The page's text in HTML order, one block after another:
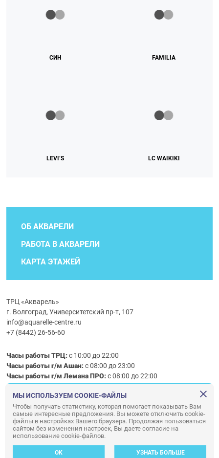
СИН FAMILIA
LEVI’S LC WAIKIKI
ОБ АКВАРЕЛИ
РАБОТА В АКВАРЕЛИ
КАРТА ЭТАЖЕЙ
ТРЦ «Акварель»
г. Волгоград, Университетский пр-т, 107
info@aquarelle-centre.ru
+7 (8442) 26-56-60
Часы работы ТРЦ:с 10:00 до 22:00
Часы работы г/м Ашан:с 08:00 до 23:00
Часы работыг/мЛемана ПРО:с 08:00 до 22:00
Правила посещения ТРЦ «Акварель»
ООО «АКВАРЕЛЬ»
© ООО «Акварель» 2010–2026. All right reserved.
Дизайн концепция сайта —
Адаптивный дизайн и программирование —34 ВЕБ
МЫ ИСПОЛЬЗУЕМ COOKIE-ФАЙЛЫ
Чтобы получать статистику, которая помогает показывать Вам
самые интересные предложения. Вы можете отключить cookie-
файлы в настройках Вашего браузера. Продолжая пользоваться
сайтом без изменения настроек, Вы даете согласие на
использование cookie-файлов.
OK УЗНАТЬ БОЛЬШЕ